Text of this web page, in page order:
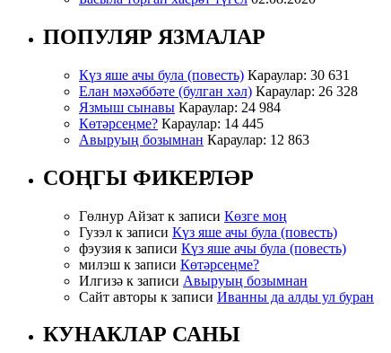
ПОПУЛЯР ЯЗМАЛАР
Күз яше ачы була (повесть) Караулар: 30 631
Елан мәхәббәте (булган хәл) Караулар: 26 328
Язмыш сынавы Караулар: 24 984
Көтәрсеңме? Караулар: 14 445
Авыруың бозымнан Караулар: 12 863
СОҢГЫ ФИКЕРЛӘР
Гөлнур Айзат к записи Көзге моң
Гузэл к записи Күз яше ачы була (повесть)
фэузия к записи Күз яше ачы була (повесть)
милэш к записи Көтәрсеңме?
Илгизә к записи Авыруың бозымнан
Сайт авторы к записи Иванны да алды ул буран
КУНАКЛАР САНЫ